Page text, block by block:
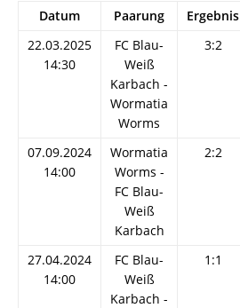
Datum
Paarung Ergebnis
22.03.2025
14:30
FC Blau-
Weiß
Karbach -
Wormatia
Worms
3:2
07.09.2024
14:00
Wormatia
Worms -
FC Blau-
Weiß
Karbach
2:2
27.04.2024
14:00
FC Blau-
Weiß
Karbach -
1:1